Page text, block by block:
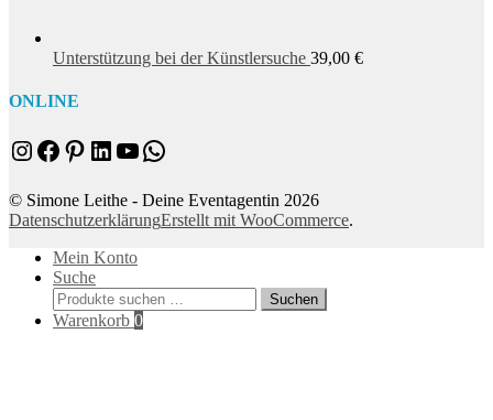
Unterstützung bei der Künstlersuche 39,00 €
ONLINE
Instagram
Facebook
Pinterest
LinkedIn
YouTube
WhatsApp
© Simone Leithe - Deine Eventagentin 2026
DatenschutzerklärungErstellt mit WooCommerce.
Mein Konto
Suche
Suchen
nach:
Suchen
Warenkorb 0